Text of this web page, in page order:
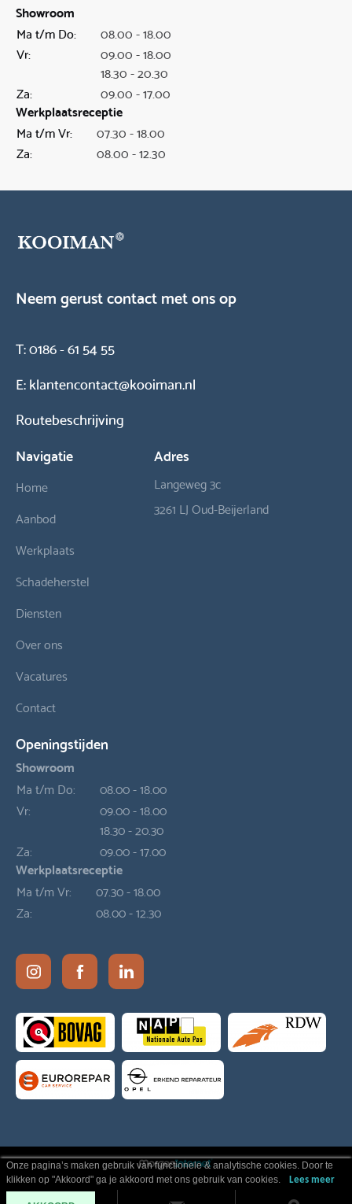
Showroom
Ma t/m Do:
08.00 - 18.00
Vr:
09.00 - 18.00
18.30 - 20.30
Za:
09.00 - 17.00
Werkplaatsreceptie
Ma t/m Vr:
07.30 - 18.00
Za:
08.00 - 12.30
Neem gerust contact met ons op
T:0186 - 61 54 55
E:klantencontact@kooiman.nl
Routebeschrijving
Navigatie
Home
Aanbod
Werkplaats
Schadeherstel
Diensten
Over ons
Vacatures
Contact
Adres
Langeweg 3c
3261 LJ Oud-Beijerland
Openingstijden
Showroom
Ma t/m Do:
08.00 - 18.00
Vr:
09.00 - 18.00
18.30 - 20.30
Za:
09.00 - 17.00
Werkplaatsreceptie
Ma t/m Vr:
07.30 - 18.00
Za:
08.00 - 12.30
Onze pagina’s maken gebruik van functionele & analytische cookies. Door te
klikken op "Akkoord" ga je akkoord met ons gebruik van cookies.
Lees meer